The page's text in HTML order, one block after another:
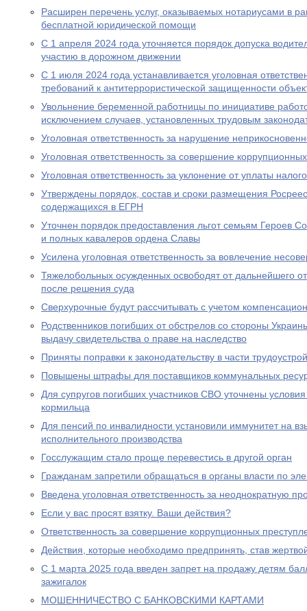
Расширен перечень услуг, оказываемых нотариусами в
бесплатной юридической помощи
С 1 апреля 2024 года уточняется порядок допуска
участию в дорожном движении
С 1 июля 2024 года устанавливается уголовная
требований к антитеррористической защищенности
Увольнение беременной работницы по инициативе
исключением случаев, установленных трудовым
Уголовная ответственность за нарушение
Уголовная ответственность за совершение
Уголовная ответственность за уклонение от уплаты
Утверждены порядок, состав и сроки размещения
содержащихся в ЕГРН
Уточнен порядок предоставления льгот семьям Героев
и полных кавалеров ордена Славы
Усилена уголовная ответственность за вовлечение
Тяжелобольных осужденных освободят от дальнейшего
после решения суда
Сверхурочные будут рассчитывать с учетом
Родственников погибших от обстрелов со стороны
выдачу свидетельства о праве на наследство
Приняты поправки к законодательству в части
Повышены штрафы для поставщиков коммунальных
Для супругов погибших участников СВО уточнены
кормильца
Для пенсий по инвалидности установили иммунитет на
исполнительного производства
Госслужащим стало проще перевестись в другой орган
Гражданам запретили обращаться в органы власти по
Введена уголовная ответственность за неоднократную
Если у вас просят взятку. Ваши действия?
Ответственность за совершение коррупционных
Действия, которые необходимо предпринять, став
С 1 марта 2025 года введен запрет на продажу детям
зажигалок
МОШЕННИЧЕСТВО С БАНКОВСКИМИ КАРТАМИ